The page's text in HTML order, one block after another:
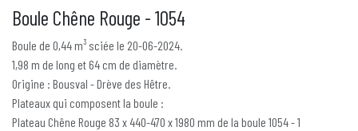
Boule Chêne Rouge - 1054
Boule de 0,44 m³ sciée le 20-06-2024.
1,98 m de long et 64 cm de diamètre.
Origine : Bousval - Drève des Hêtre.
Plateaux qui composent la boule :
Plateau Chêne Rouge 83 x 440-470 x 1980 mm de la boule 1054 - 1